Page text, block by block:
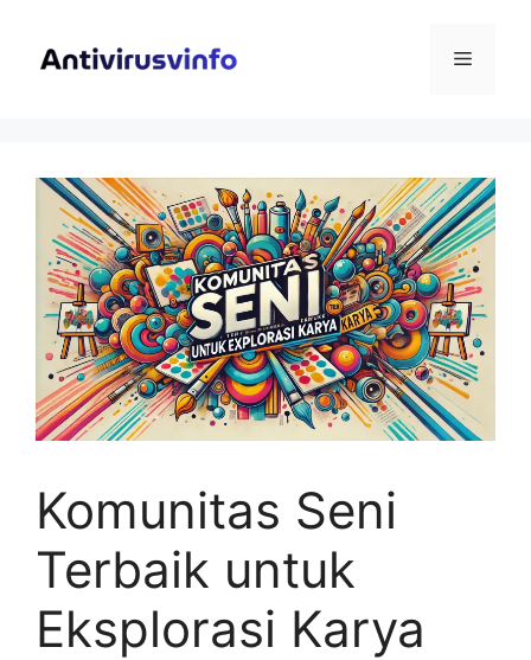
Menu
Komunitas Seni
Terbaik untuk
Eksplorasi Karya